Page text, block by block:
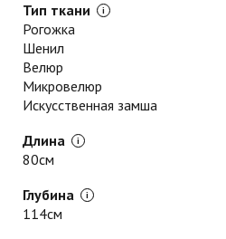
Тип ткани
Рогожка
Шенил
Велюр
Микровелюр
Искусственная замша
Длина
80см
Глубина
114см